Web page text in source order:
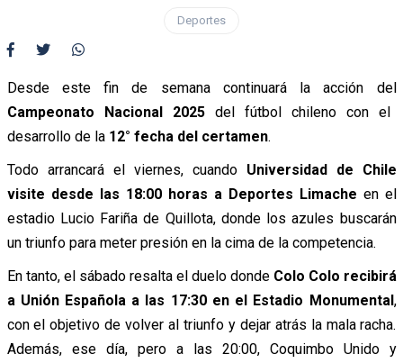
Deportes
Desde este fin de semana continuará la acción del
Campeonato Nacional 2025del fútbol chileno con el
desarrollo de la 12° fecha del certamen.
Todo arrancará el viernes, cuando Universidad de Chile
visite desde las 18:00 horas a Deportes Limache en el
estadio Lucio Fariña de Quillota, donde los azules buscarán
un triunfo para meter presión en la cima de la competencia.
En tanto, el sábado resalta el duelo donde Colo Colo recibirá
a Unión Española a las 17:30 en el Estadio Monumental,
con el objetivo de volver al triunfo y dejar atrás la mala racha.
Además, ese día, pero a las 20:00, Coquimbo Unido y